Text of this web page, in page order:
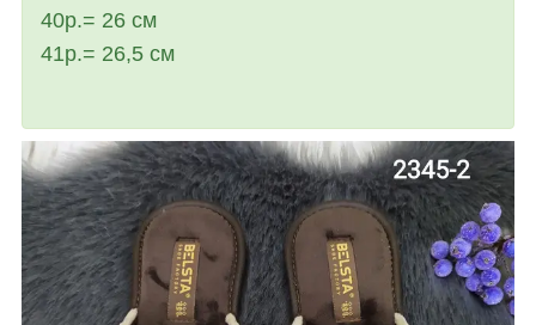
40р.= 26 см
41р.= 26,5 см